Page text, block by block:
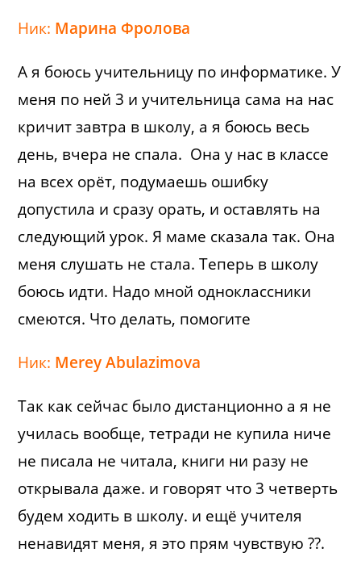
Ник: Марина Фролова
А я боюсь учительницу по информатике. У
меня по ней 3 и учительница сама на нас
кричит завтра в школу, а я боюсь весь
день, вчера не спала. Она у нас в классе
на всех орёт, подумаешь ошибку
допустила и сразу орать, и оставлять на
следующий урок. Я маме сказала так. Она
меня слушать не стала. Теперь в школу
боюсь идти. Надо мной одноклассники
смеются. Что делать, помогите
Ник: Merey Abulazimova
Так как сейчас было дистанционно а я не
училась вообще, тетради не купила ниче
не писала не читала, книги ни разу не
открывала даже. и говорят что 3 четверть
будем ходить в школу. и ещё учителя
ненавидят меня, я это прям чувствую ??.